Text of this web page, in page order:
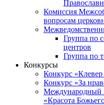
Комиссия
вопросам
Группа по
центров
Группа по
Конкурсы
Конкурс
Конкурс «За
Международный
«Красота